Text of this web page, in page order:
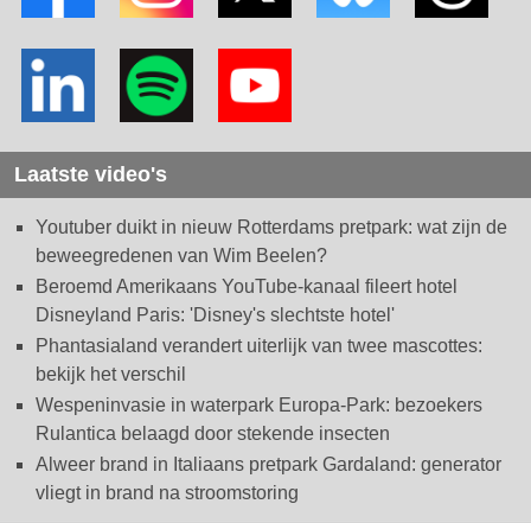
Laatste video's
Youtuber duikt in nieuw Rotterdams pretpark: wat zijn de
beweegredenen van Wim Beelen?
Beroemd Amerikaans YouTube-kanaal fileert hotel
Disneyland Paris: 'Disney's slechtste hotel'
Phantasialand verandert uiterlijk van twee mascottes:
bekijk het verschil
Wespeninvasie in waterpark Europa-Park: bezoekers
Rulantica belaagd door stekende insecten
Alweer brand in Italiaans pretpark Gardaland: generator
vliegt in brand na stroomstoring